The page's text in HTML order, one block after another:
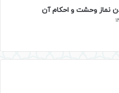
نماز وحشت و احکام آن